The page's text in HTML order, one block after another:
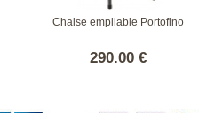
Chaise empilable Portofino
290.00 €